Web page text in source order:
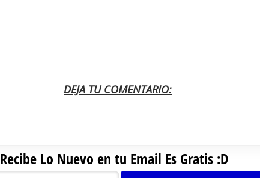
DEJA TU COMENTARIO:
Recibe Lo Nuevo en tu Email Es Gratis :D